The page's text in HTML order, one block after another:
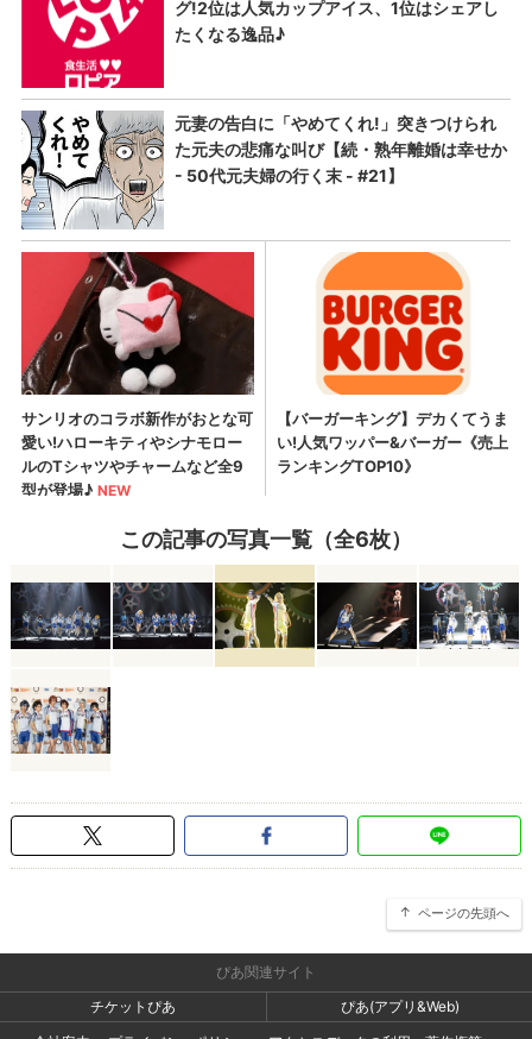
この記事の写真一覧（全6枚）
ページの先頭へ
ぴあ関連サイト
チケットぴあ
ぴあ(アプリ&Web)